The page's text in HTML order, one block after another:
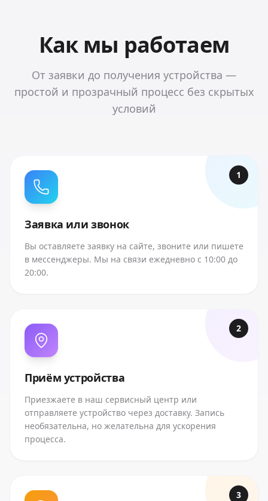
Как мы работаем
От заявки до получения устройства —
простой и прозрачный процесс без скрытых
условий
1
Заявка или звонок
Вы оставляете заявку на сайте, звоните или пишете
в мессенджеры. Мы на связи ежедневно с 10:00 до
20:00.
2
Приём устройства
Приезжаете в наш сервисный центр или
отправляете устройство через доставку. Запись
необязательна, но желательна для ускорения
процесса.
3